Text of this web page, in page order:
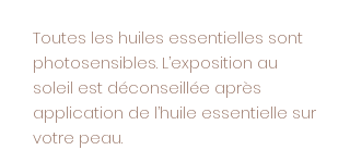
Toutes les huiles essentielles sont
photosensibles. L’exposition au
soleil est déconseillée après
application de l’huile essentielle sur
votre peau.